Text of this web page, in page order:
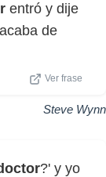
entró y dije
de
Ver frase
Steve Wynn
?' y yo